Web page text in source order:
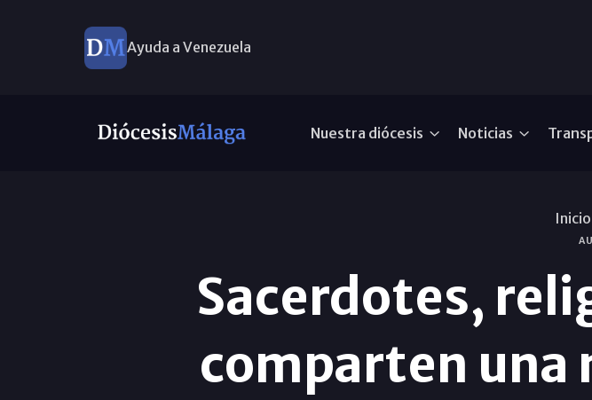
Ayuda a Venezuela
Nuestra diócesis Noticias
Sacerdotes,
comparten una